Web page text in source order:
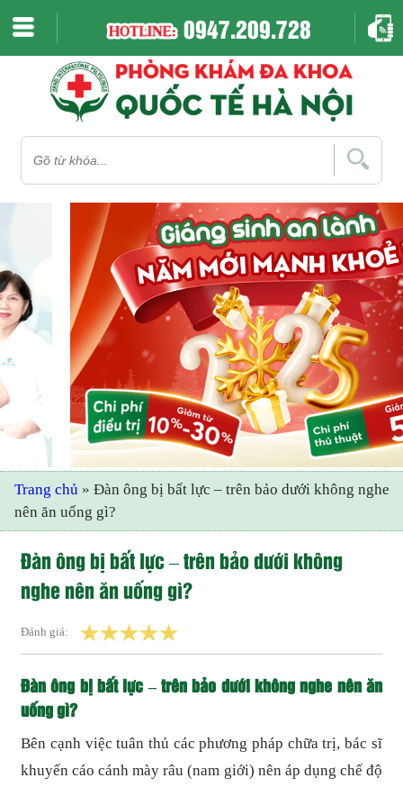
0947.209.728
Trang chủ »Đàn ông bị bất lực – trên bảo dưới không nghe
nên ăn uống gì?
Đàn ông bị bất lực – trên bảo dưới không
nghe nên ăn uống gì?
Đánh giá:
Đàn ông bị bất lực – trên bảo dưới không nghe nên ăn
uống gì?
Bên cạnh việc tuân thủ các phương pháp chữa trị, bác sĩ
khuyến cáo cánh mày râu (nam giới) nên áp dụng chế độ